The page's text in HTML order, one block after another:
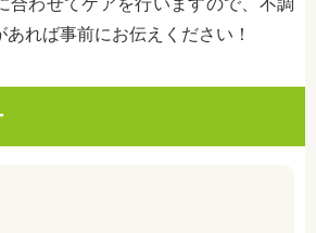
れば事前にお伝えください！